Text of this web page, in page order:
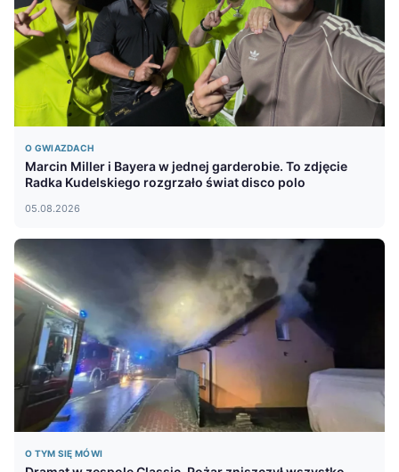
O GWIAZDACH
Marcin Miller i Bayera w jednej garderobie. To zdjęcie
Radka Kudelskiego rozgrzało świat disco polo
05.08.2026
O TYM SIĘ MÓWI